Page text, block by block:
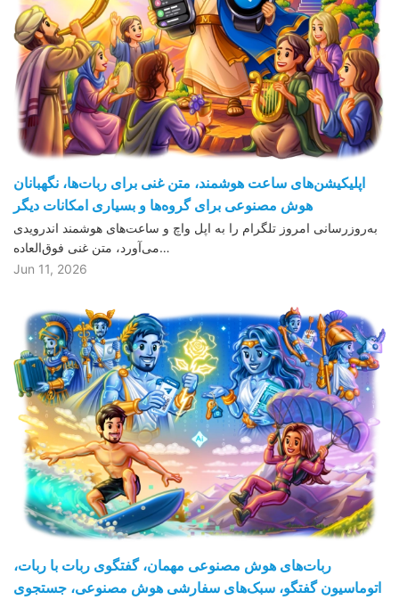
اپلیکیشن‌های ساعت هوشمند، متن غنی برای ربات‌ها، نگهبانان
هوش مصنوعی برای گروه‌ها و بسیاری امکانات دیگر
به‌روزرسانی امروز تلگرام را به اپل واچ و ساعت‌های هوشمند اندرویدی
می‌آورد، متن غنی فوق‌العاده…
Jun 11, 2026
ربات‌های هوش مصنوعی مهمان، گفتگوی ربات با ربات،
اتوماسیون گفتگو، سبک‌های سفارشی هوش مصنوعی، جستجوی